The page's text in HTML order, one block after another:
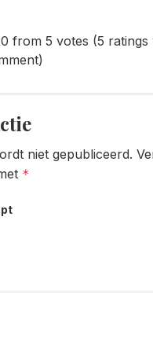
from 5 votes (5 ratings
)
niet gepubliceerd.
*